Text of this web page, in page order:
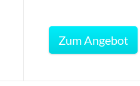
Zum Angebot